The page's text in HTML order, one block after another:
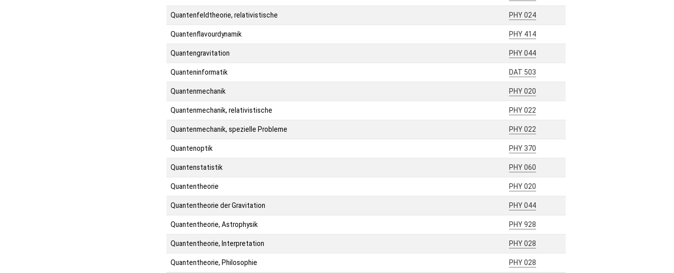
Quantenfeldtheorie, relativistische PHY 024
Quantenflavourdynamik PHY 414
Quantengravitation PHY 044
Quanteninformatik DAT 503
Quantenmechanik PHY 020
Quantenmechanik, relativistische PHY 022
Quantenmechanik, spezielle Probleme PHY 022
Quantenoptik PHY 370
Quantenstatistik PHY 060
Quantentheorie PHY 020
Quantentheorie der Gravitation PHY 044
Quantentheorie, Astrophysik PHY 928
Quantentheorie, Interpretation PHY 028
Quantentheorie, Philosophie PHY 028